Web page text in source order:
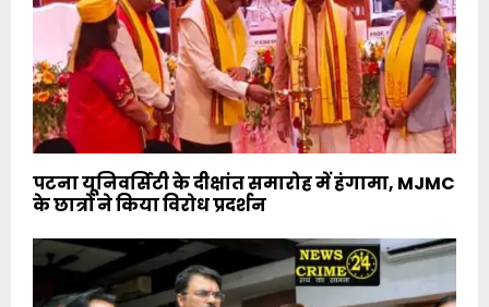
पटना यूनिवर्सिटी के दीक्षांत समारोह में हंगामा, MJMC
के छात्रों ने किया विरोध प्रदर्शन